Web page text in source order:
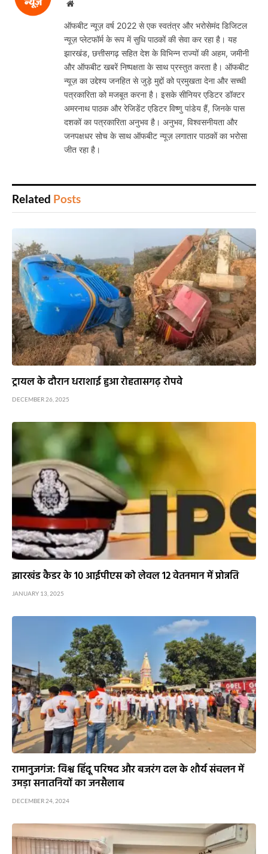
Website
ऑफबीट न्यूज़ वर्ष 2022 से एक स्वतंत्र और भरोसेमंद डिजिटल
न्यूज़ प्लेटफॉर्म के रूप में सुधि पाठकों की सेवा कर रहा है। यह
झारखंड, छत्तीसगढ़ सहित देश के विभिन्न राज्यों की अहम, जमीनी
और ऑफबीट खबरें निष्पक्षता के साथ प्रस्तुत करता है। ऑफबीट
न्यूज़ का उद्देश्य जनहित से जुड़े मुद्दों को प्रमुखता देना और सच्ची
पत्रकारिता को मजबूत करना है। इसके सीनियर एडिटर डॉक्टर
अमरनाथ पाठक और रेजिडेंट एडिटर विष्णु पांडेय हैं, जिनके पास
दशकों का पत्रकारिता अनुभव है। अनुभव, विश्वसनीयता और
जनपक्षधर सोच के साथ ऑफबीट न्यूज़ लगातार पाठकों का भरोसा
जीत रहा है।
Related Posts
ट्रायल के दौरान धराशाई हुआ रोहतासगढ़ रोपवे
DECEMBER 26, 2025
झारखंड कैडर के 10 आईपीएस को लेवल 12 वेतनमान में प्रोन्नति
JANUARY 13, 2025
रामानुजगंज: विश्व हिंदू परिषद और बजरंग दल के शौर्य संचलन में
उमड़ा सनातनियों का जनसैलाब
DECEMBER 24, 2024